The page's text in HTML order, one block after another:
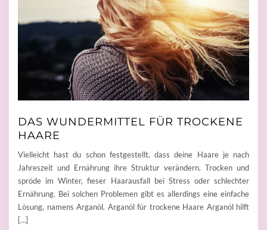
DAS WUNDERMITTEL FÜR TROCKENE
HAARE
Vielleicht hast du schon festgestellt, dass deine Haare je nach
Jahreszeit und Ernährung ihre Struktur verändern. Trocken und
spröde im Winter, fieser Haarausfall bei Stress oder schlechter
Ernährung. Bei solchen Problemen gibt es allerdings eine einfache
Lösung, namens Arganöl. Arganöl für trockene Haare Arganöl hilft
[…]